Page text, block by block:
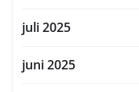
juli 2025
juni 2025